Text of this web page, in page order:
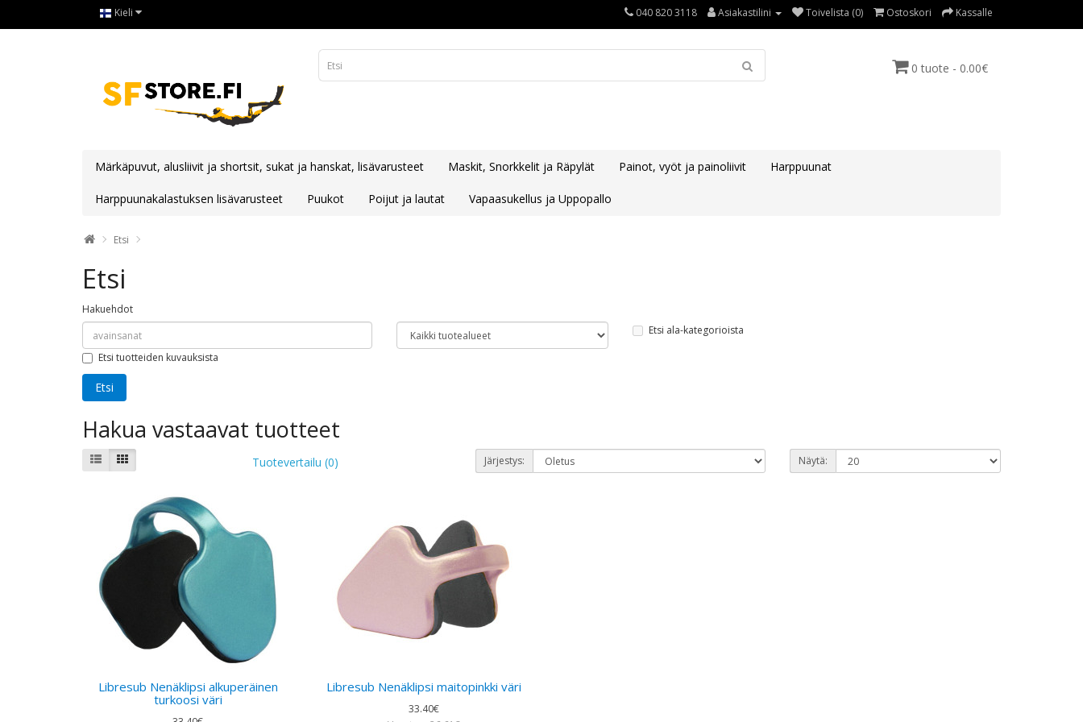
Kieli 040 820 3118 Asiakastilini Toivelista (0) Ostoskori Kassalle
0 tuote - 0.00€
Märkäpuvut, alusliivit ja shortsit, sukat ja hanskat, lisävarusteet Maskit, Snorkkelit ja Räpylät Painot, vyöt ja painoliivit Harppuunat
Harppuunakalastuksen lisävarusteet Puukot Poijut ja lautat Vapaasukellus ja Uppopallo
Etsi
Etsi
Hakuehdot
Etsi ala-kategorioista
Etsi tuotteiden kuvauksista
Hakua vastaavat tuotteet
Tuotevertailu (0) Järjestys: Näytä:
Libresub Nenäklipsi alkuperäinen
turkoosi väri
Libresub Nenäklipsi maitopinkki väri
33.40€